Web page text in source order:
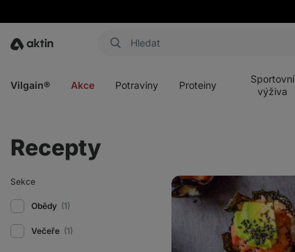
Aktin
Vilgain® Akce Potraviny Proteiny
Sportovní
výživa
Recepty
Sekce
Obědy (1)
Večeře (1)
Domácí
sushi
muffiny